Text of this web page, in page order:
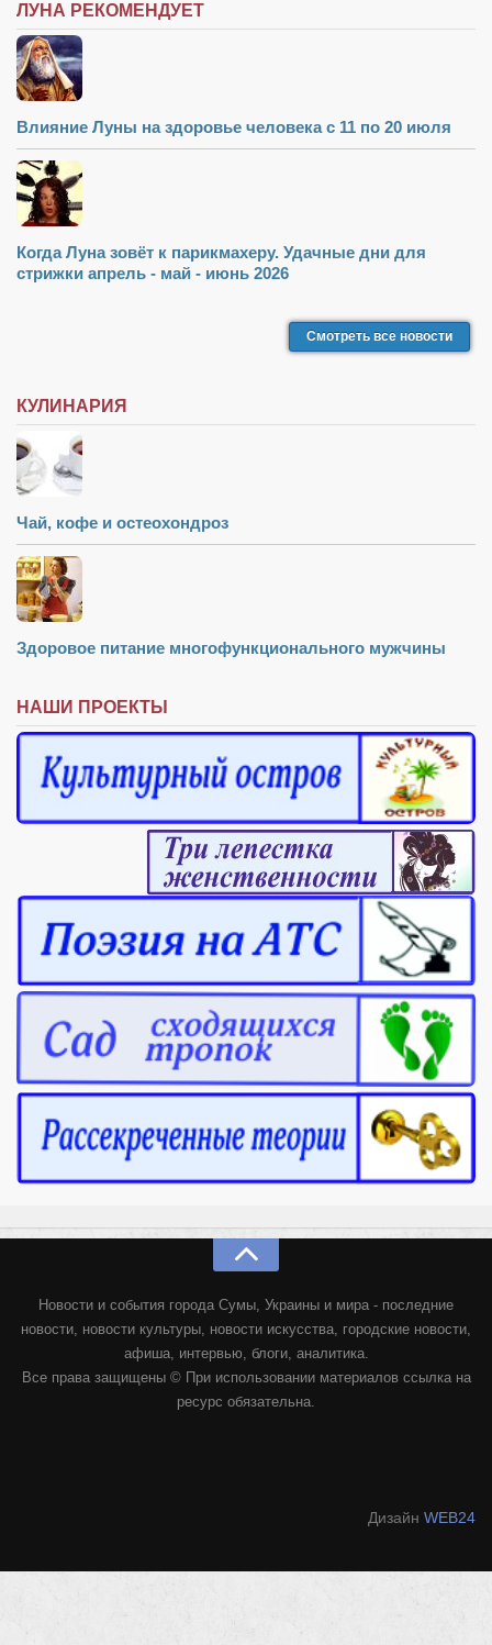
ЛУНА РЕКОМЕНДУЕТ
Влияние Луны на здоровье человека с 11 по 20 июля
Когда Луна зовёт к парикмахеру. Удачные дни для
стрижки апрель - май - июнь 2026
Смотреть все новости
КУЛИНАРИЯ
Чай, кофе и остеохондроз
Здоровое питание многофункционального мужчины
НАШИ ПРОЕКТЫ
Новости и события города Сумы, Украины и мира - последние
новости, новости культуры, новости искусства, городские новости,
афиша, интервью, блоги, аналитика.
Все права защищены © При использовании материалов ссылка на
ресурс обязательна.
Дизайн WEB24